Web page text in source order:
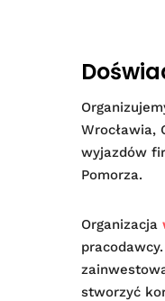
Wrocławia,
wyjazdów
Pomorza.
Organizacja
stworzyć